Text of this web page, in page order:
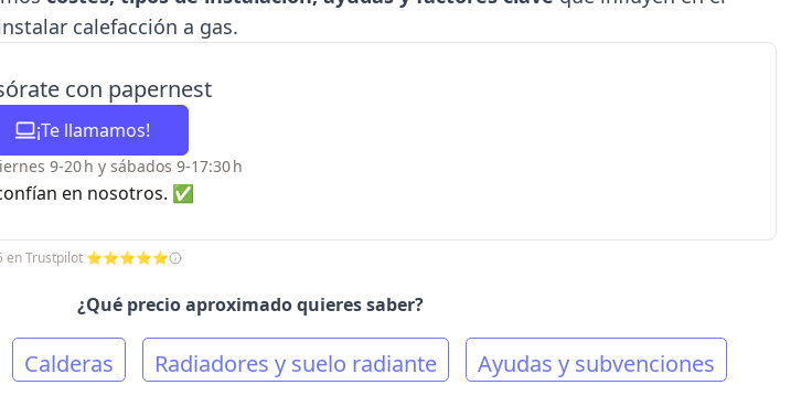
calefacción a gas.
con papernest
¡Te llamamos!
9-20 h y sábados 9-17:30 h
en nosotros. ✅
en Trustpilot ⭐⭐⭐⭐⭐
¿Qué precio aproximado quieres saber?
Calderas Radiadores y suelo radiante Ayudas y subvenciones